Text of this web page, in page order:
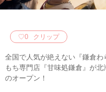
♡0 クリップ
全国で人気が絶えない『鎌倉
もち専門店『甘味処鎌倉』が
のオープン！